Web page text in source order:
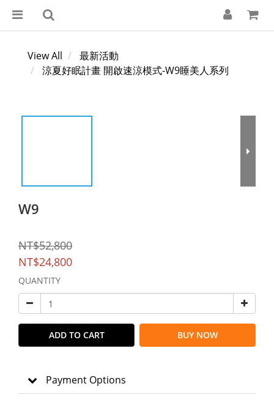
View All
最新活動
涼夏好眠計畫 開啟速涼模式-W9睡美人系列
W9
NT$52,800
NT$24,800
QUANTITY
ADD TO CART BUY NOW
Payment Options